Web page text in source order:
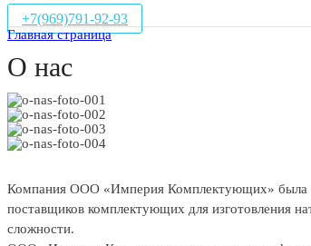
+7(969)791-92-93
Главная страница
О нас
Компания ООО «Империя Комплектующих» была
поставщиков комплектующих для изготовления
сложности.